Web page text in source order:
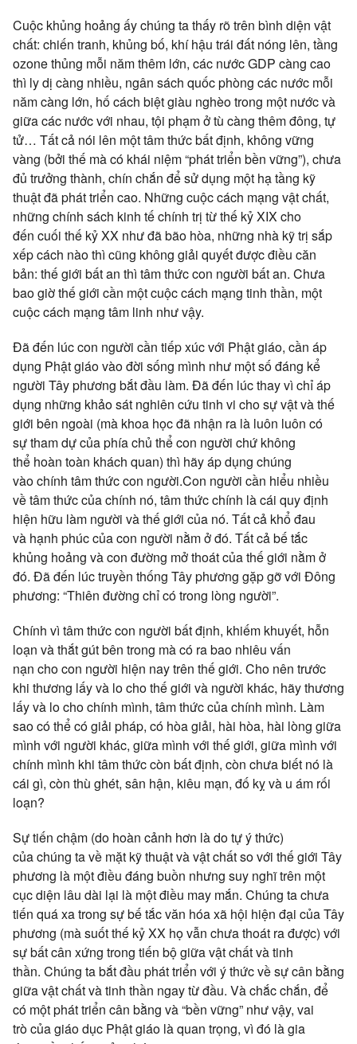
Cuộc khủng hoảng ấychúng tathấy rõ trên bình diện vật
chất: chiến tranh, khủng bố, khí hậu trái đất nóng lên, tầng
ozone thủng mỗi năm thêm lớn, các nước GDP càng cao
thì ly dị càng nhiều, ngân sách quốc phòng các nước mỗi
năm càng lớn, hốcách biệtgiàu nghèo trong một nước và
giữa các nướcvới nhau, tội phạmở tù càng thêm đông, tự
tử… Tất cả nói lên mộttâm thứcbất định, không vững
vàng (bởi thế mà có khái niệm “phát triển bền vững”), chưa
đủ trưởng thành, chín chắn đểsử dụng một hạ tầng kỹ
thuật đã phát triển cao. Những cuộccách mạng vật chất,
những chính sách kinh tế chính trị từ thế kỷ XIX cho
đến cuối thế kỷ XX như đã bão hòa, những nhà kỹ trị sắp
xếp cách nào thì cũng không giải quyết được điều căn
bản: thế giới bất an thì tâm thứccon người bất an. Chưa
bao giờthế giới cần một cuộccách mạng tinh thần, một
cuộccách mạng tâm linh như vậy.
Đã đến lúccon người cần tiếp xúcvới Phật giáo, cần áp
dụng Phật giáovàođời sống mình như một sốđáng kể
người Tây phương bắt đầu làm. Đã đến lúc thay vì chỉáp
dụng những khảo sát nghiên cứu tinh vi cho sự vật vàthế
giới bên ngoài (mà khoa học đã nhận ra là luôn luôn có
sựtham dựcủa phía chủ thểcon người chứ không
thể hoàn toàn khách quan) thì hãyáp dụng chúng
vàochính tâmthứccon người.Con người cần hiểu nhiều
vềtâm thứccủa chính nó, tâm thứcchính là cái quy định
hiện hữu làm người vàthế giới của nó. Tất cả khổ đau
và hạnh phúccủacon người nằm ở đó. Tất cả bế tắc
khủng hoảng vàcon đường mở thoát củathế giới nằm ở
đó. Đã đến lúctruyền thống Tây phương gặp gỡ với Đông
phương: “Thiên đường chỉ có trong lòng người”.
Chính vì tâm thứccon người bất định, khiếm khuyết, hỗn
loạn và thắt gút bên trong mà có ra bao nhiêu vấn
nạn chocon người hiện nay trên thế giới. Cho nên trước
khi thương lấy và lo chothế giới và người khác, hãy thương
lấy và lo cho chính mình, tâm thứccủa chính mình. Làm
sao có thể cógiải pháp, có hòa giải, hài hòa, hài lòng giữa
mình với người khác, giữa mình với thế giới, giữa mình với
chính mình khi tâm thứccòn bất định, còn chưa biết nó là
cái gì, còn thù ghét, sân hận, kiêu mạn, đố kỵvà u ám rối
loạn?
Sự tiến chậm (do hoàn cảnh hơn là do tựý thức)
củachúng tavề mặt kỹ thuật vàvật chấtso với thế giới Tây
phương là một điều đáng buồn nhưng suy nghĩtrên một
cục diện lâu dài lại là một điều may mắn. Chúng tachưa
tiến quá xa trong sự bế tắcvăn hóaxã hội hiện đại của Tây
phương (mà suốt thế kỷ XX họ vẫn chưa thoát ra được) với
sự bất cân xứng trong tiến bộgiữavật chấtvàtinh
thần. Chúng tabắt đầu phát triển với ý thứcvề sự cân bằng
giữavật chấtvàtinh thần ngay từ đầu. Vàchắc chắn, để
có một phát triển cân bằng và “bền vững” như vậy, vai
tròcủagiáo dục Phật giáo là quan trọng, vì đó làgia